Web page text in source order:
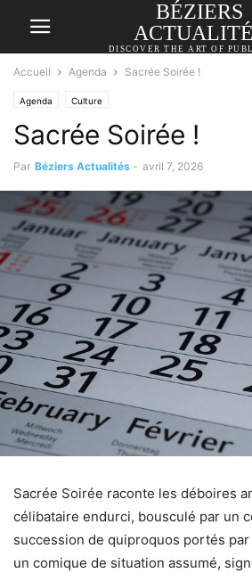
BÉZIERS
DISCOVER THE ART OF
Accueil Agenda Sacrée Soirée !
Agenda Culture
Sacrée Soirée !
Par Béziers Actualités - avril 7, 2026
Sacrée Soirée raconte les déboires
célibataire endurci, bousculé par un
succession de quiproquos portés
un comique de situation assumé,